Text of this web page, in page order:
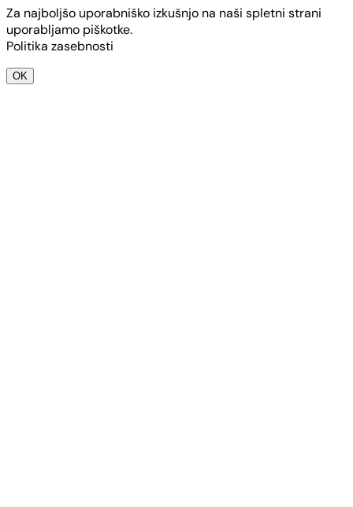
Za najboljšo uporabniško izkušnjo na naši spletni strani
uporabljamo piškotke.
Politika zasebnosti
OK